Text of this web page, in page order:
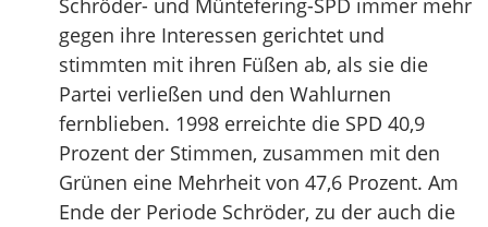
Schröder- und Müntefering-SPD immer mehr
gegen ihre Interessen gerichtet und
stimmten mit ihren Füßen ab, als sie die
Partei verließen und den Wahlurnen
fernblieben. 1998 erreichte die SPD 40,9
Prozent der Stimmen, zusammen mit den
Grünen eine Mehrheit von 47,6 Prozent. Am
Ende der Periode Schröder, zu der auch die